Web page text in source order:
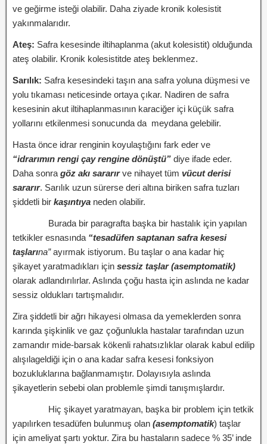
ve geğirme isteği olabilir. Daha ziyade kronik kolesistit
yakınmalarıdır.
Ateş: Safra kesesinde iltihaplanma (akut kolesistit) olduğunda
ateş olabilir. Kronik kolesistitde ateş beklenmez.
Sarılık: Safra kesesindeki taşın ana safra yoluna düşmesi ve
yolu tıkaması neticesinde ortaya çıkar. Nadiren de safra
kesesinin akut iltihaplanmasının karaciğer içi küçük safra
yollarını etkilenmesi sonucunda da meydana gelebilir.
Hasta önce idrar renginin koyulaştığını fark eder ve
“idrarımın rengi çay rengine dönüştü” diye ifade eder.
Daha sonra göz akı sararırve nihayet tüm vücut derisi
sararır. Sarılık uzun sürerse deri altına biriken safra tuzları
şiddetli bir kaşıntıya neden olabilir.
Burada bir paragrafta başka bir hastalık için yapılan
tetkikler esnasında “tesadüfen saptanan safra kesesi
taşlarına”ayırmak istiyorum. Bu taşlar o ana kadar hiç
şikayet yaratmadıkları için sessiz taşlar (asemptomatik)
olarak adlandırılırlar. Aslında çoğu hasta için aslında ne kadar
sessiz oldukları tartışmalıdır.
Zira şiddetli bir ağrı hikayesi olmasa da yemeklerden sonra
karında şişkinlik ve gaz çoğunlukla hastalar tarafından uzun
zamandır mide-barsak kökenli rahatsızlıklar olarak kabul edilip
alışılageldiği için o ana kadar safra kesesi fonksiyon
bozukluklarına bağlanmamıştır. Dolayısıyla aslında
şikayetlerin sebebi olan problemle şimdi tanışmışlardır.
Hiç şikayet yaratmayan, başka bir problem için tetkik
yapılırken tesadüfen bulunmuş olan (asemptomatik) taşlar
için ameliyat şartı yoktur. Zira bu hastaların sadece % 35’ inde